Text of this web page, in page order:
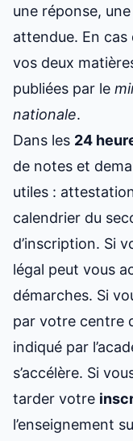
une réponse,
attendue. En
vos deux
publiées par le
nationale.
Dans les 24
de notes et
utiles :
calendrier du
d’inscription. Si
légal peut vous
démarches. Si
par votre centre
indiqué par
s’accélère. Si
tarder votre
l’enseignement